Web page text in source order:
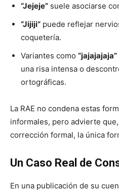
“Jejeje” suele asociarse
“Jijiji” puede reflejar
coquetería.
Variantes como “jajajajaja”
una risa intensa o
ortográficas.
La RAE no condena estas
informales, pero advierte
corrección formal, la única
Un Caso Real de
En una publicación de su